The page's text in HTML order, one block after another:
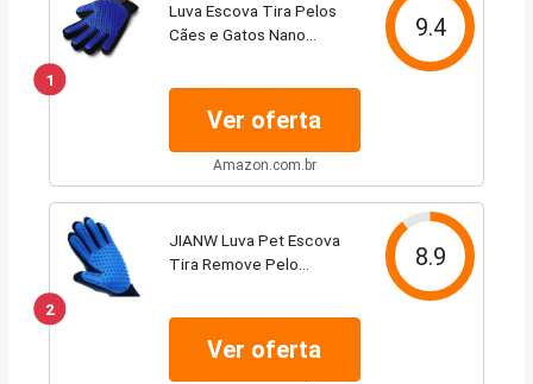
1
Luva Escova Tira Pelos
Cães e Gatos Nano
Desconhecido
9.4
Ver oferta
Amazon.com.br
2
JIANW Luva Pet Escova
Tira Remove Pelo
8.9
Ver oferta